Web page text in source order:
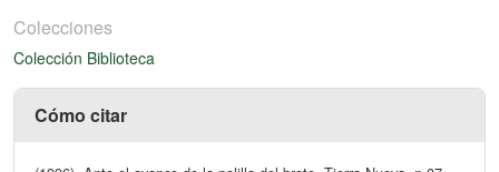
Colecciones
Colección Biblioteca
Cómo citar